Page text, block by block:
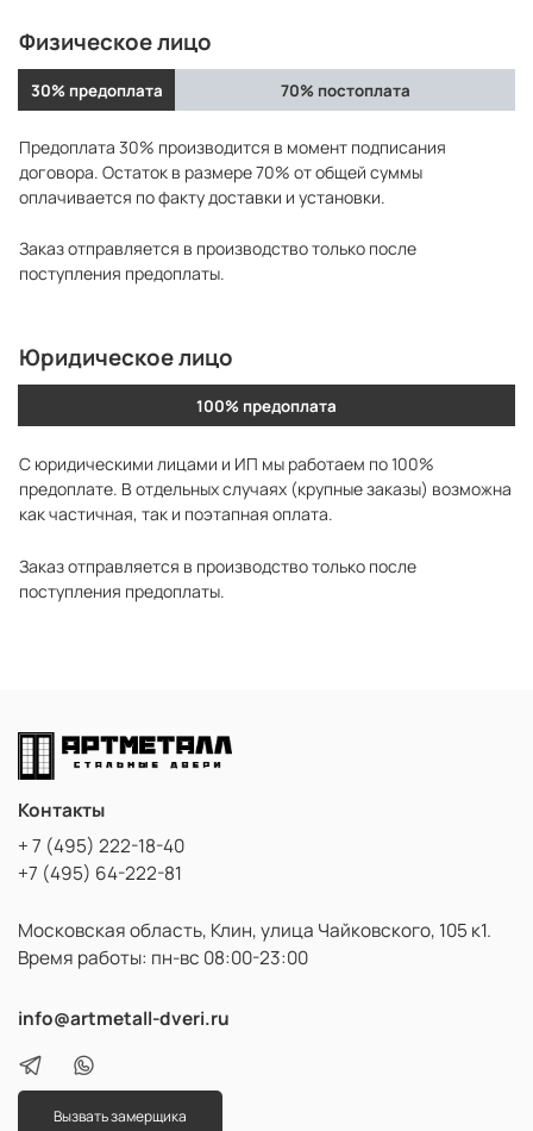
Физическое лицо
30% предоплата 70% постоплата
Предоплата 30% производится в момент подписания
договора. Остаток в размере 70% от общей суммы
оплачивается по факту доставки и установки.
Заказ отправляется в производство только после
поступления предоплаты.
Юридическое лицо
100% предоплата
С юридическими лицами и ИП мы работаем по 100%
предоплате. В отдельных случаях (крупные заказы) возможна
как частичная, так и поэтапная оплата.
Заказ отправляется в производство только после
поступления предоплаты.
Контакты
+ 7 (495) 222-18-40
+7 (495) 64-222-81
Московская область, Клин, улица Чайковского, 105 к1.
Время работы: пн-вс 08:00-23:00
info@artmetall-dveri.ru
Вызвать замерщика